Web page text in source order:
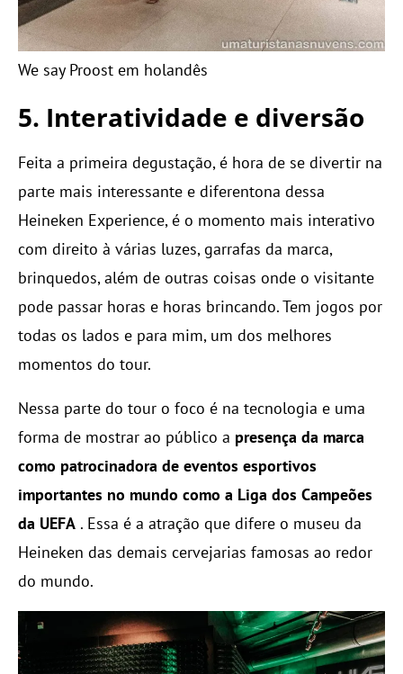
We say Proost em holandês
5. Interatividade e diversão
Feita a primeira degustação, é hora de se divertir na
parte mais interessante e diferentona dessa
Heineken Experience, é o momento mais interativo
com direito à várias luzes, garrafas da marca,
brinquedos, além de outras coisas onde o visitante
pode passar horas e horas brincando. Tem jogos por
todas os lados e para mim, um dos melhores
momentos do tour.
Nessa parte do tour o foco é na tecnologia e uma
forma de mostrar ao público a presença da marca
como patrocinadora de eventos esportivos
importantes no mundo como a Liga dos Campeões
da UEFA . Essa é a atração que difere o museu da
Heineken das demais cervejarias famosas ao redor
do mundo.